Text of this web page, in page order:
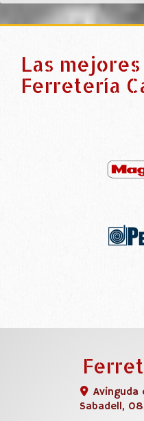
Las
Ferretería
Avinguda
Sabadell,